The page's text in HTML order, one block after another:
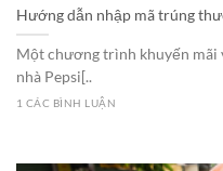
Hướng dẫn nhập mã trúng
Một chương trình khuyến mãi
nhà Pepsi[..
1 CÁC BÌNH LUẬN